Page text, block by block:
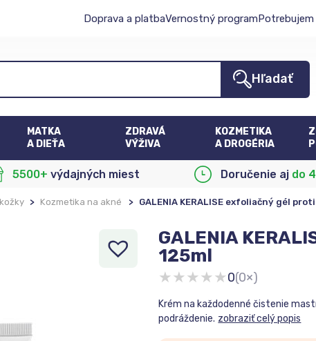
Doprava a platbaVernostný program
Hľadať
MATKA
A DIEŤA
ZDRAVÁ
VÝŽIVA
KOZMETIKA
A DROGÉRIA
5500+ výdajných miest Doručenie aj do
> Kozmetika na akné > GALENIA KERALISE exfoliačný gél
GALENIA
125ml
★★★★★0(0×)
Krém na každodenné čistenie
podráždenie. zobraziť celý popis